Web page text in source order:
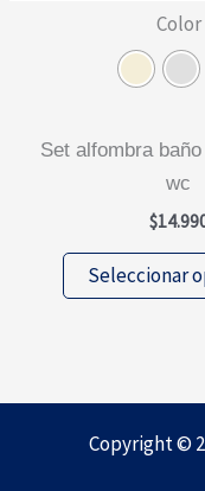
Color
set alfombra baño piso y cubre
wc
$
Seleccionar
Copyright ©